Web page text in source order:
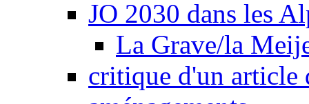
JO 2030 dans les
La Grave/la
critique d'un article